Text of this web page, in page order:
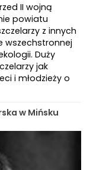
II wojną
powiatu
z innych
wszechstronnej
Duży
jak
i młodzieży o
w Mińsku